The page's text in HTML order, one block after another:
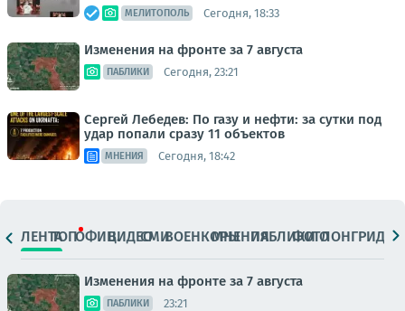
МЕЛИТОПОЛЬ Сегодня, 18:33
Изменения на фронте за 7 августа
ПАБЛИКИ Сегодня, 23:21
Сергей Лебедев: По газу и нефти: за сутки под
удар попали сразу 11 объектов
МНЕНИЯ Сегодня, 18:42
ЛЕНТАТОПОФИЦ.ВИДЕОСМИВОЕНКОРЫМНЕНИЯПАБЛИКИ
ФОТОЛОНГРИДЫ
Изменения на фронте за 7 августа
ПАБЛИКИ 23:21